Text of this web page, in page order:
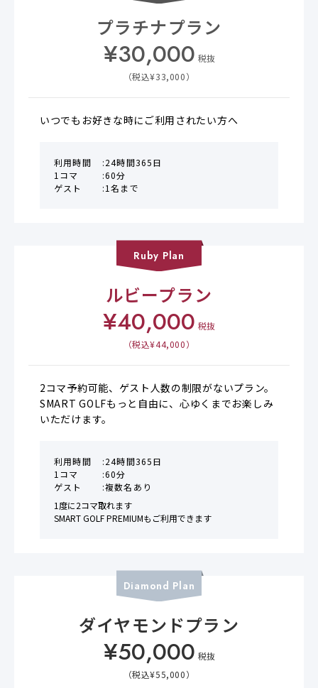
プラチナプラン
¥30,000 税抜
（税込¥33,000）
いつでもお好きな時にご利用されたい方へ
利用時間
24時間365日
1コマ
60分
ゲスト
1名まで
Ruby Plan
ルビープラン
¥40,000 税抜
（税込¥44,000）
2コマ予約可能、ゲスト人数の制限がないプラン。
SMART GOLFもっと自由に、心ゆくまでお楽しみ
いただけます。
利用時間
24時間365日
1コマ
60分
ゲスト
複数名あり
1度に2コマ取れます
SMART GOLF PREMIUMもご利用できます
Diamond Plan
ダイヤモンドプラン
¥50,000 税抜
（税込¥55,000）